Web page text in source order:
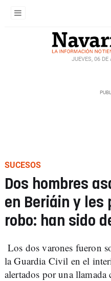
JUEVES, 06
SUCESOS
Dos hombres
en Beriáin y les
robo: han sido
Los dos varones fueron
la Guardia Civil en el
alertados por una llamada